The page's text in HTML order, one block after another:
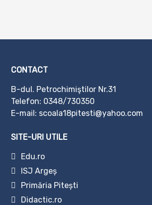
CONTACT
B-dul. Petrochimiştilor Nr.31
Telefon: 0348/730350
E-mail: scoala18pitesti@yahoo.com
SITE-URI UTILE
Edu.ro
ISJ Argeș
Primăria Pitești
Didactic.ro